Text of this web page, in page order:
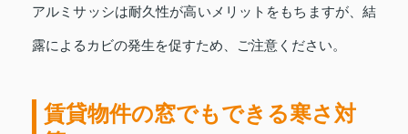
アルミサッシは耐久性が高いメリットをもちますが、結
露によるカビの発生を促すため、ご注意ください。
賃貸物件の窓でもできる寒さ対